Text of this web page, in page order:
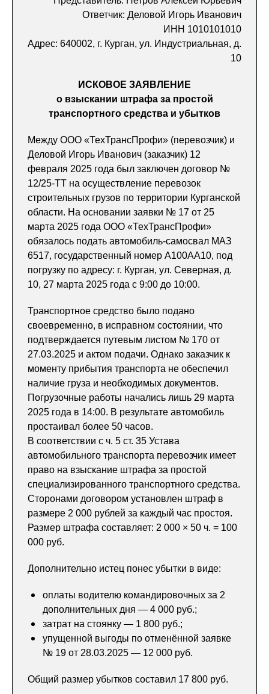
Ответчик: Деловой Игорь Иванович
ИНН 1010101010
Адрес: 640002, г. Курган, ул. Индустриальная, д.
10
ИСКОВОЕ ЗАЯВЛЕНИЕ
о взыскании штрафа за простой
транспортного средства и убытков
Между ООО «ТехТрансПрофи» (перевозчик) и
Деловой Игорь Иванович (заказчик) 12
февраля 2025 года был заключен договор №
12/25-ТТ на осуществление перевозок
строительных грузов по территории Курганской
области. На основании заявки № 17 от 25
марта 2025 года ООО «ТехТрансПрофи»
обязалось подать автомобиль-самосвал МАЗ
6517, государственный номер А100АА10, под
погрузку по адресу: г. Курган, ул. Северная, д.
10, 27 марта 2025 года с 9:00 до 10:00.
Транспортное средство было подано
своевременно, в исправном состоянии, что
подтверждается путевым листом № 170 от
27.03.2025 и актом подачи. Однако заказчик к
моменту прибытия транспорта не обеспечил
наличие груза и необходимых документов.
Погрузочные работы начались лишь 29 марта
2025 года в 14:00. В результате автомобиль
простаивал более 50 часов.
В соответствии с ч. 5 ст. 35 Устава
автомобильного транспорта перевозчик имеет
право на взыскание штрафа за простой
специализированного транспортного средства.
Сторонами договором установлен штраф в
размере 2 000 рублей за каждый час простоя.
Размер штрафа составляет: 2 000 × 50 ч. = 100
000 руб.
Дополнительно истец понес убытки в виде:
оплаты водителю командировочных за 2
дополнительных дня — 4 000 руб.;
затрат на стоянку — 1 800 руб.;
упущенной выгоды по отменённой заявке
№ 19 от 28.03.2025 — 12 000 руб.
Общий размер убытков составил 17 800 руб.